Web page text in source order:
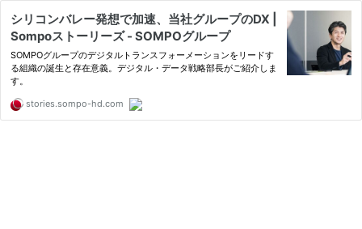
シリコンバレー発想で加速、当社グループのDX |
Sompoストーリーズ - SOMPOグループ
SOMPOグループのデジタルトランスフォーメーションをリードす
る組織の誕生と存在意義。デジタル・データ戦略部長がご紹介しま
す。
stories.sompo-hd.com